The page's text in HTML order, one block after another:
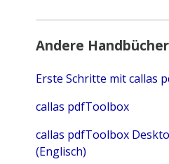
Andere Handbücher
Erste Schritte mit callas
callas pdfToolbox
callas pdfToolbox
(Englisch)